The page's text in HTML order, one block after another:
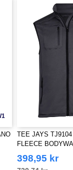
TEE JAYS
FLEECE
398,95 kr